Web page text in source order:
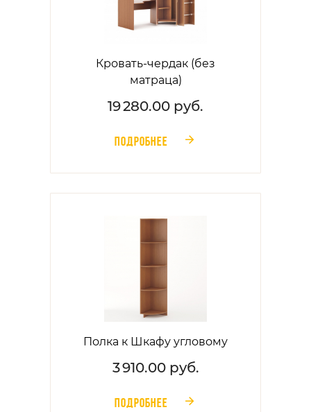
Кровать-чердак (без
матраца)
19 280.00 руб.
ПОДРОБНЕЕ 󰁔
Полка к Шкафу угловому
3 910.00 руб.
ПОДРОБНЕЕ 󰁔